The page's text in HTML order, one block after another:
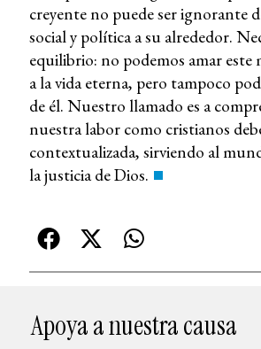
creyente no puede ser ignorante
social y política a su alrededor.
equilibrio: no podemos amar este
a la vida eterna, pero tampoco
de él. Nuestro llamado es a
nuestra labor como cristianos
contextualizada, sirviendo al
la justicia de Dios.
Apoya a nuestra causa